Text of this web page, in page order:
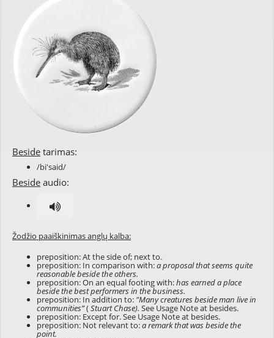
Beside tarimas:
/bi'said/
Beside audio:
Žodžio paaiškinimas anglų kalba:
preposition: At the side of; next to.
preposition: In comparison with:a proposal that seems quite
reasonable beside the others.
preposition: On an equal footing with:has earned a place
beside the best performers in the business.
preposition: In addition to: "Many creatures beside man live in
communities”(Stuart Chase). See Usage Note at besides.
preposition: Except for. See Usage Note at besides.
preposition: Not relevant to:a remark that was beside the
point.